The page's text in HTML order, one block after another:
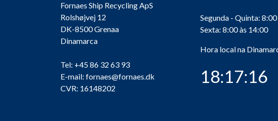
Fornaes Ship Recycling ApS
Rolshøjvej 12
DK-8500 Grenaa
Dinamarca
Tel: +45 86 32 63 93
E-mail: fornaes@fornaes.dk
CVR: 16148202
Segunda - Quinta:
Sexta: 8:00 às 14:00
Hora local na
18:17:16